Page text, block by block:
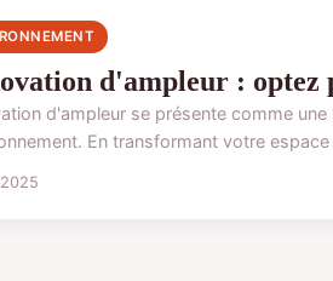
d'ampleur : optez
d'ampleur se présente comme
En transformant votre